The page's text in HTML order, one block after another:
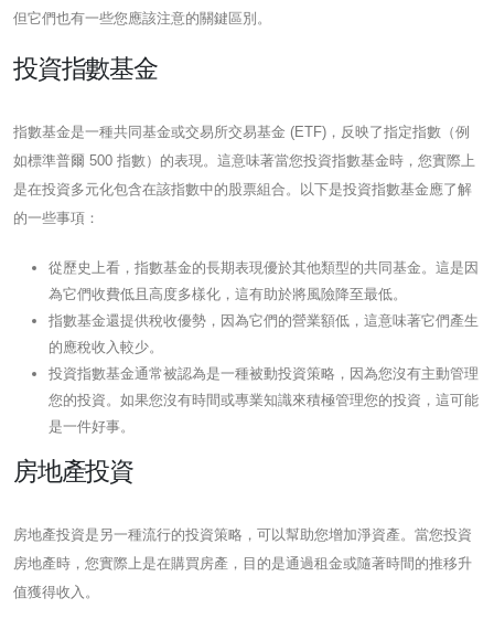
但它們也有一些您應該注意的關鍵區別。
投資指數基金
指數基金是一種共同基金或交易所交易基金 (ETF)，反映了指定指數（例
如標準普爾 500 指數）的表現。這意味著當您投資指數基金時，您實際上
是在投資多元化包含在該指數中的股票組合。以下是投資指數基金應了解
的一些事項：
從歷史上看，指數基金的長期表現優於其他類型的共同基金。這是因
為它們收費低且高度多樣化，這有助於將風險降至最低。
指數基金還提供稅收優勢，因為它們的營業額低，這意味著它們產生
的應稅收入較少。
投資指數基金通常被認為是一種被動投資策略，因為您沒有主動管理
您的投資。如果您沒有時間或專業知識來積極管理您的投資，這可能
是一件好事。
房地產投資
房地產投資是另一種流行的投資策略，可以幫助您增加淨資產。當您投資
房地產時，您實際上是在購買房產，目的是通過租金或隨著時間的推移升
值獲得收入。